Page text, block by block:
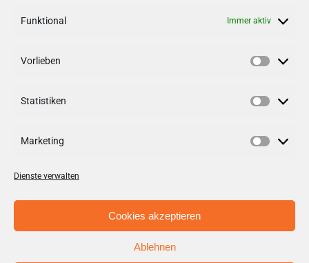
Funktional Immer aktiv
Vorlieben
Statistiken
Marketing
Dienste verwalten
Cookies akzeptieren
Ablehnen
Quartiersmanagement
Follow us on
© Copyright 2012 - 2026 | Stadt + Handel City- und